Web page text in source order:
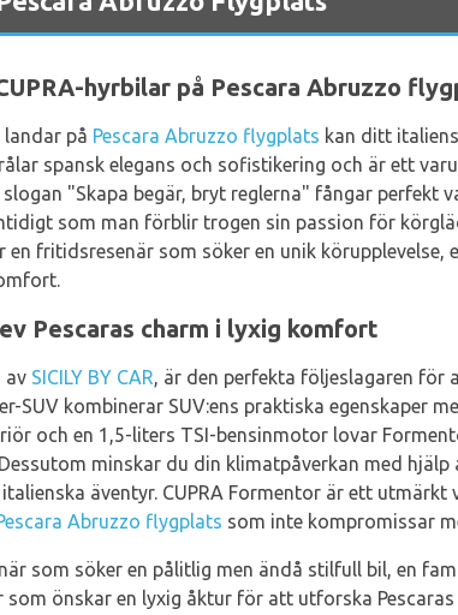
hyrbilar på Pescara Abruzzo
på Pescara Abruzzo flygplats kan ditt
spansk elegans och sofistikering och är ett
"Skapa begär, bryt reglerna" fångar perfekt
som man förblir trogen sin passion för
fritidsresenär som söker en unik körupplevelse,
Pescaras charm i lyxig komfort
av SICILY BY CAR, är den perfekta följeslagaren för
SUV kombinerar SUV:ens praktiska egenskaper
och en 1,5-liters TSI-bensinmotor lovar
minskar du din klimatpåverkan med
äventyr. CUPRA Formentor är ett
Abruzzo flygplats som inte kompromissar
som söker en pålitlig men ändå stilfull bil, en
önskar en lyxig åktur för att utforska